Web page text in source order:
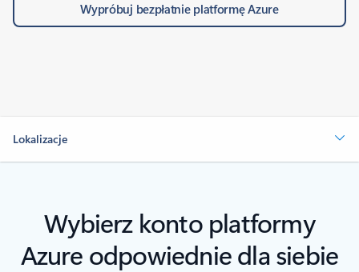
Wypróbuj bezpłatnie platformę Azure
Lokalizacje
Wybierz konto platformy
Azure odpowiednie dla siebie